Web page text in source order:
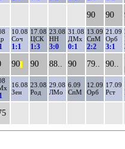
90 90
10.08
Соч
1:1
17.08
ЦСК
1:3
23.08
НН
3:0
31.08
ДМх
0:1
13.09
СпМ
2:2
21.09
Орб
3:1
90 90 88.. 90 79.. 90..
16.08
Зен
23.08
Род
29.08
ЛМо
6.09
СпМ
12.09
Орб
17.09
Рст